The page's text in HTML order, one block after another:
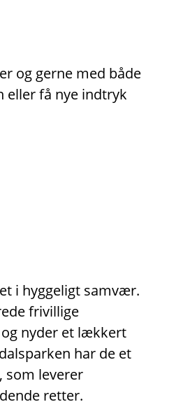
og gerne med både
eller få nye indtryk
i hyggeligt samvær.
frivillige
nyder et lækkert
har de et
som leverer
retter.